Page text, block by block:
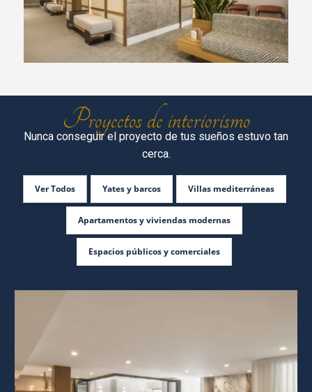
Proyectos de interiorismo
Nunca conseguir el proyecto de tus sueños estuvo tan
cerca.
Ver Todos Yates y barcos Villas mediterráneas
Apartamentos y viviendas modernas
Espacios públicos y comerciales